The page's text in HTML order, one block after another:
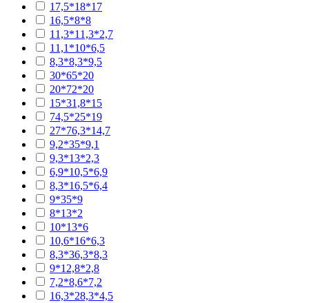
17,5*18*17
16,5*8*8
11,3*11,3*2,7
11,1*10*6,5
8,3*8,3*9,5
30*65*20
20*72*20
15*31,8*15
74,5*25*19
27*76,3*14,7
9,2*35*9,1
9,3*13*2,3
6,9*10,5*6,9
8,3*16,5*6,4
9*35*9
8*13*2
10*13*6
10,6*16*6,3
8,3*36,3*8,3
9*12,8*2,8
7,2*8,6*7,2
16,3*28,3*4,5